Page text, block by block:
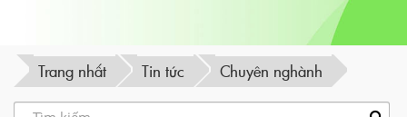
tạo
Việt
Trang nhất Tin tức Chuyên nghành